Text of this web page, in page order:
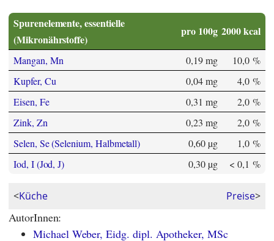
Spurenelemente, essentielle
(Mikronährstoffe)
pro 100g 2000 kcal
Mangan, Mn 0,19 mg
10,0 %
Kupfer, Cu
0,04 mg
4,0 %
Eisen, Fe
0,31 mg
2,0 %
Zink, Zn
0,23 mg
2,0 %
Selen, Se (Selenium, Halbmetall)
0,60 µg
1,0 %
Iod, I (Jod, J)
0,30 µg < 0,1 %
<Küche Preise>
AutorInnen:
Michael Weber, Eidg. dipl. Apotheker, MSc